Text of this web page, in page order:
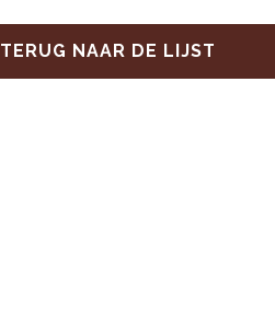
TERUG NAAR DE LIJST